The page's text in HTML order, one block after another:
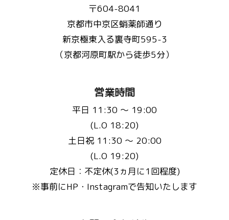
〒604-8041
京都市中京区蛸薬師通り
新京極東入る裏寺町595-3
（京都河原町駅から徒歩5分）
営業時間
平日 11:30 〜 19:00
(L.O 18:20)
土日祝 11:30 〜 20:00
(L.O 19:20)
定休日：不定休(3ヵ月に1回程度)
※事前にHP・Instagramで告知いたします